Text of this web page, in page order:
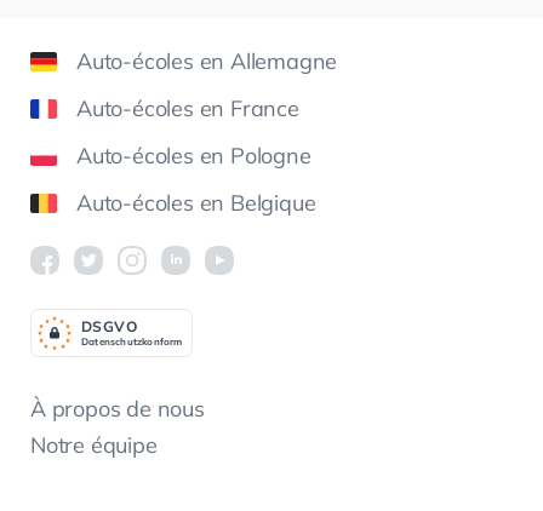
Auto-écoles en Allemagne
Auto-écoles en France
Auto-écoles en Pologne
Auto-écoles en Belgique
À propos de nous
Notre équipe
Datenschutzkonform
DSGVO